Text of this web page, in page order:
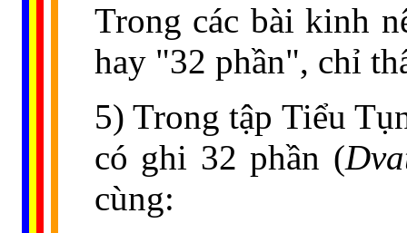
Trong các bài kinh
hay "32 phần", chỉ
5) Trong tập Tiểu
có ghi 32 phần (
cùng: